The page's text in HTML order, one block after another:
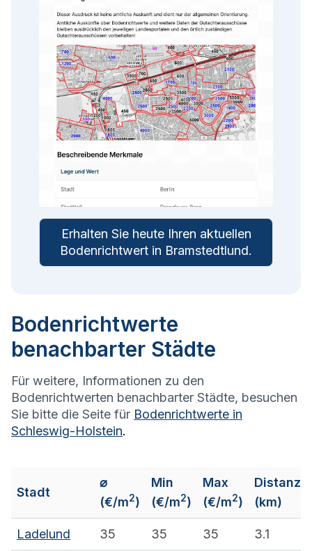
Erhalten Sie heute Ihren aktuellen
Bodenrichtwert in Bramstedtlund.
Bodenrichtwerte
benachbarter Städte
Für weitere, Informationen zu den
Bodenrichtwerten benachbarter Städte, besuchen
Sie bitte die Seite für Bodenrichtwerte in
Schleswig-Holstein.
Stadt
⌀
(€/m2)
Min
(€/m2)
Max
(€/m2)
Distanz
(km)
Ladelund 35 35 35 3.1